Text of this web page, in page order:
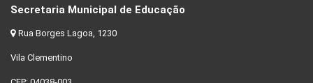
Secretaria Municipal de Educação
Rua Borges Lagoa, 1230
Vila Clementino